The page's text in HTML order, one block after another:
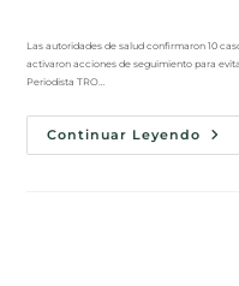
Las autoridades de salud confirmaron 10
activaron acciones de seguimiento para
Periodista TRO…
Continuar Leyendo